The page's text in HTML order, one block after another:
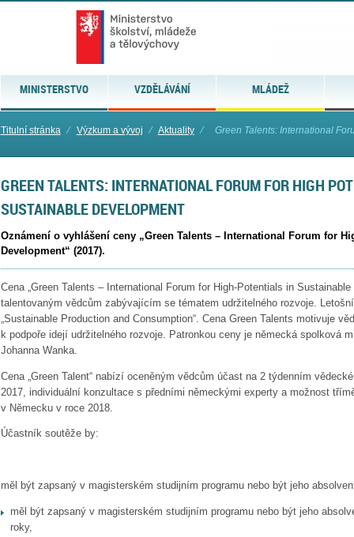
MINISTERSTVO VZDĚLÁVÁNÍ MLÁDEŽ
Titulní stránka ⁄ Výzkum a vývoj ⁄ Aktuality ⁄ Green Talents: International
GREEN TALENTS: INTERNATIONAL FORUM FOR HIGH
SUSTAINABLE DEVELOPMENT
Oznámení o vyhlášení ceny „Green Talents – International Forum for
Development“ (2017).
Cena „Green Talents – International Forum for High-Potentials in
talentovaným vědcům zabývajícím se tématem udržitelného rozvoje.
„Sustainable Production and Consumption“. Cena Green Talents motivuje
k podpoře idejí udržitelného rozvoje. Patronkou ceny je německá spolková
Johanna Wanka.
Cena „Green Talent“ nabízí oceněným vědcům účast na 2 týdenním
2017, individuální konzultace s předními německými experty a možnost
v Německu v roce 2018.
Účastník soutěže by:
měl být zapsaný v magisterském studijním programu nebo být jeho
měl být zapsaný v magisterském studijním programu nebo být jeho
roky,